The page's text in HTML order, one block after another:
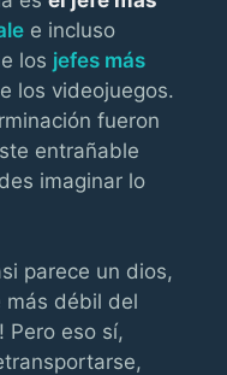
e incluso
los jefes más
los videojuegos.
fueron
entrañable
imaginar lo
parece un dios,
más débil del
Pero eso sí,